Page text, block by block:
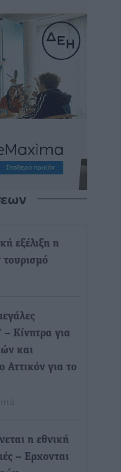
εξέλιξη η
– Κίνητρα για
και
Αττικόν για το
η εθνική
– Eρχονται